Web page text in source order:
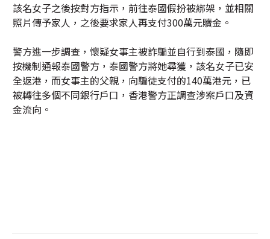
該名女子之後按對方指示，前往泰國假扮被綁架，並相關
照片傳予家人，之後要求家人再支付300萬元贖金。
警方進一步調查，懷疑女事主被詐騙並自行到泰國，隨即
按機制通報泰國警方，泰國警方將她尋獲，該名女子已安
全返港，而女事主的父親，向騙徒支付的140萬港元，已
被轉往多個不同銀行戶口，香港警方正調查涉案戶口及資
金流向。